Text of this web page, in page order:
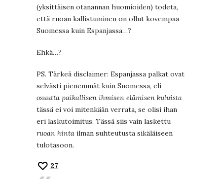
(yksittäisen otanannan huomioiden) todeta,
että ruoan kallistuminen on ollut kovempaa
Suomessa kuin Espanjassa…?
Ehkä…?
PS. Tärkeä disclaimer: Espanjassa palkat ovat
selvästi pienemmät kuin Suomessa, eli
osuutta paikallisen ihmisen elämisen kuluista
tässä ei voi mitenkään verrata, se olisi ihan
eri laskutoimitus. Tässä siis vain laskettu
ruoan hinta ilman suhteutusta sikäläiseen
tulotasoon.
27